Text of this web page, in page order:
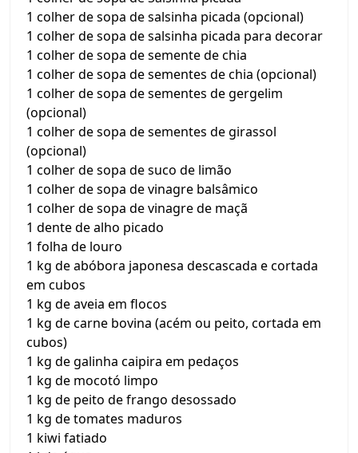
1 colher de sopa de salsinha picada (opcional)
1 colher de sopa de salsinha picada para decorar
1 colher de sopa de semente de chia
1 colher de sopa de sementes de chia (opcional)
1 colher de sopa de sementes de gergelim
(opcional)
1 colher de sopa de sementes de girassol
(opcional)
1 colher de sopa de suco de limão
1 colher de sopa de vinagre balsâmico
1 colher de sopa de vinagre de maçã
1 dente de alho picado
1 folha de louro
1 kg de abóbora japonesa descascada e cortada
em cubos
1 kg de aveia em flocos
1 kg de carne bovina (acém ou peito, cortada em
cubos)
1 kg de galinha caipira em pedaços
1 kg de mocotó limpo
1 kg de peito de frango desossado
1 kg de tomates maduros
1 kiwi fatiado